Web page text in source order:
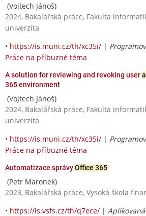
(Vojtech Jánoš)
2024, Bakalářská práce, Fakulta
univerzita
• https://is.muni.cz/th/xc35i/ |
Práce na příbuzné téma
A solution for reviewing and revoking user
365 environment
(Vojtech Jánoš)
2024, Bakalářská práce, Fakulta
univerzita
• https://is.muni.cz/th/xc35i/ |
Práce na příbuzné téma
Automatizace správyOffice 365
(Petr Maronek)
2023, Bakalářská práce, Vysoká škola
• https://is.vsfs.cz/th/q7ece/ |